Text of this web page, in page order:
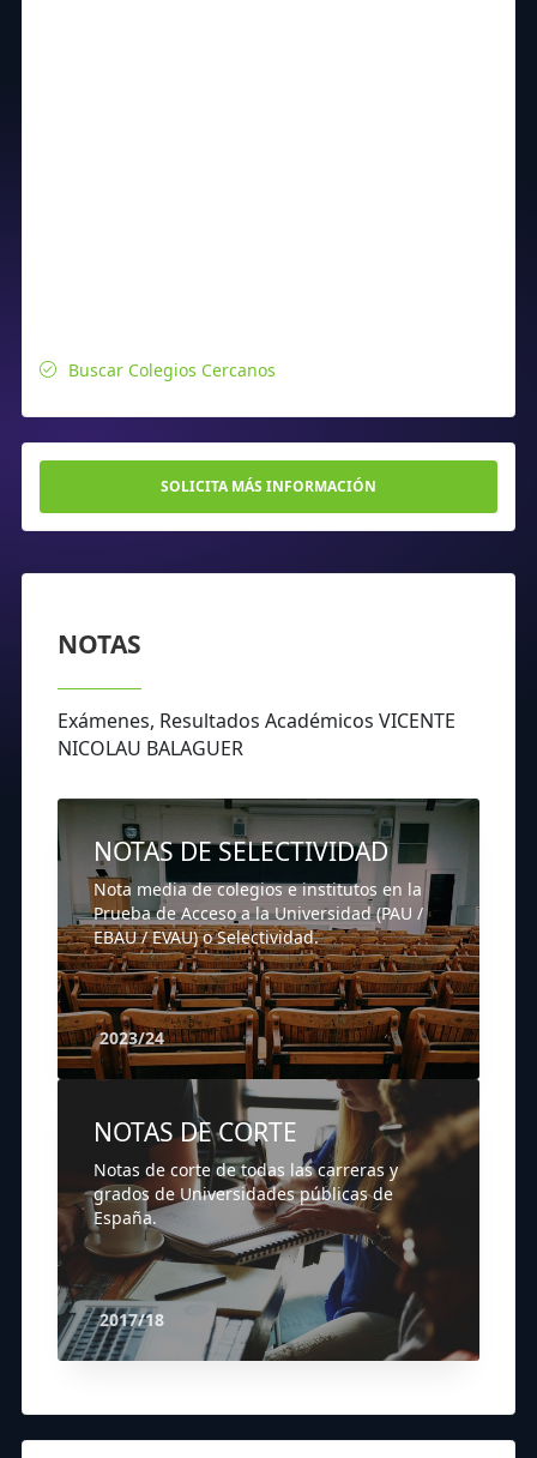
Buscar Colegios Cercanos
SOLICITA MÁS INFORMACIÓN
NOTAS
Exámenes, Resultados Académicos VICENTE
NICOLAU BALAGUER
NOTAS DE SELECTIVIDAD
Nota media de colegios e institutos en la
Prueba de Acceso a la Universidad (PAU /
EBAU / EVAU) o Selectividad.
2023/24
NOTAS DE CORTE
Notas de corte de todas las carreras y
grados de Universidades públicas de
España.
2017/18